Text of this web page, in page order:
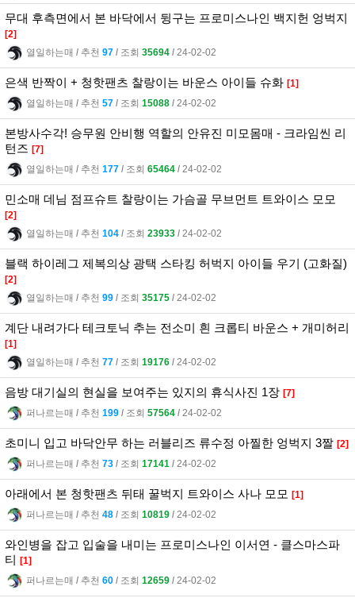
무대 후측면에서 본 바닥에서 뒹구는 프로미스나인 백지헌 엉벅지
[2]
열일하는매 l 추천 97 l 조회 35694 l 24-02-02
은색 반짝이 + 청핫팬츠 찰랑이는 바운스 아이들 슈화 [1]
열일하는매 l 추천 57 l 조회 15088 l 24-02-02
본방사수각! 승무원 안비행 역할의 안유진 미모몸매 - 크라임씬 리
턴즈 [7]
열일하는매 l 추천 177 l 조회 65464 l 24-02-02
민소매 데님 점프슈트 찰랑이는 가슴골 무브먼트 트와이스 모모
[2]
열일하는매 l 추천 104 l 조회 23933 l 24-02-02
블랙 하이레그 제복의상 광택 스타킹 허벅지 아이들 우기 (고화질)
[2]
열일하는매 l 추천 99 l 조회 35175 l 24-02-02
계단 내려가다 테크토닉 추는 전소미 흰 크롭티 바운스 + 개미허리
[1]
열일하는매 l 추천 77 l 조회 19176 l 24-02-02
음방 대기실의 현실을 보여주는 있지의 휴식사진 1장 [7]
퍼나르는매 l 추천 199 l 조회 57564 l 24-02-02
초미니 입고 바닥안무 하는 러블리즈 류수정 아찔한 엉벅지 3짤 [2]
퍼나르는매 l 추천 73 l 조회 17141 l 24-02-02
아래에서 본 청핫팬츠 뒤태 꿀벅지 트와이스 사나 모모 [1]
퍼나르는매 l 추천 48 l 조회 10819 l 24-02-02
와인병을 잡고 입술을 내미는 프로미스나인 이서연 - 클스마스파
티 [1]
퍼나르는매 l 추천 60 l 조회 12659 l 24-02-02